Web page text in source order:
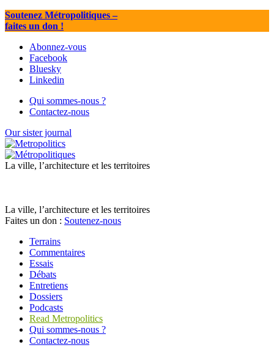
Soutenez Métropolitiques–
faites un don !
Abonnez-vous
Facebook
Bluesky
Linkedin
Qui sommes-nous ?
Contactez-nous
Our sister journal
La ville, l’architecture et les territoires
La ville, l’architecture et les territoires
Faites un don : Soutenez-nous
Terrains
Commentaires
Essais
Débats
Entretiens
Dossiers
Podcasts
Read Metropolitics
Qui sommes-nous ?
Contactez-nous